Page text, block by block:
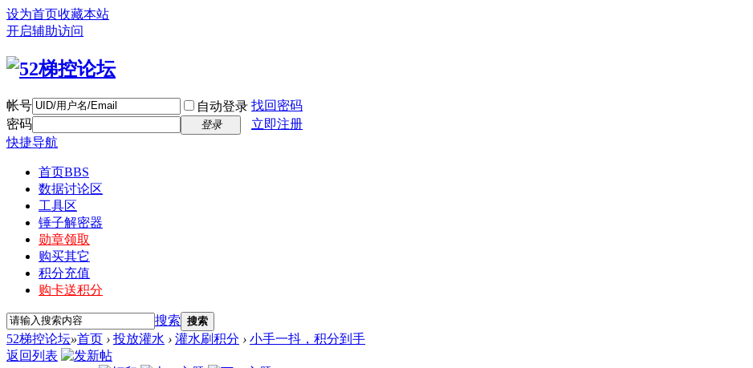
设为首页收藏本站
开启辅助访问
帐号 自动登录 找回密码
密码
登录
立即注册
快捷导航
首页BBS
数据讨论区
工具区
锤子解密器
勋章领取
购买其它
积分充值
购卡送积分
搜索 搜索
52梯控论坛»首页 › 投放灌水 › 灌水刷积分 › 小手一抖，积分到手
返回列表